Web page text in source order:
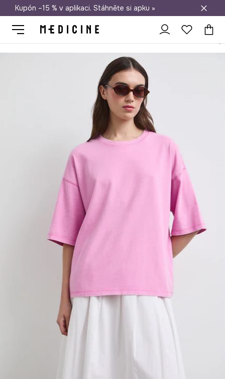
Doprava zdarma při nákupu nad 1 200 Kč
Kupón –15 % v aplikaci. Stáhněte si apku »